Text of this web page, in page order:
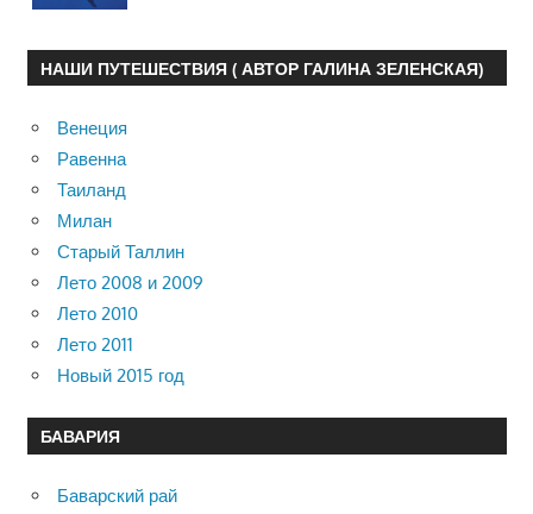
НАШИ ПУТЕШЕСТВИЯ ( АВТОР ГАЛИНА ЗЕЛЕНСКАЯ)
Венеция
Равенна
Таиланд
Милан
Старый Таллин
Лето 2008 и 2009
Лето 2010
Лето 2011
Новый 2015 год
БАВАРИЯ
Баварский рай